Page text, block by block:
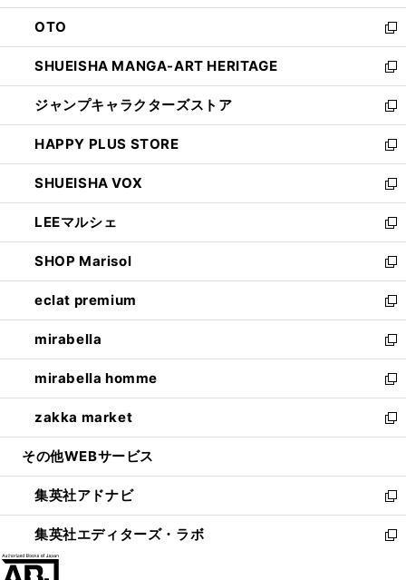
ウ
で
開
く
ン
ド
ウ
で
開
く
OTO
新
し
い
ウ
ィ
ン
ド
ウ
で
開
く
SHUEISHA MANGA-ART HERITAGE
新
し
い
ウ
ィ
ン
ド
ウ
で
開
く
ジャンプキャラクターズストア
新
し
い
ウ
ィ
ン
ド
ウ
で
開
く
HAPPY PLUS STORE
新
し
い
ウ
ィ
ン
ド
ウ
で
開
く
SHUEISHA VOX
新
し
い
ウ
ィ
ン
ド
ウ
で
開
く
LEEマルシェ
新
し
い
ウ
ィ
ン
ド
ウ
で
開
く
SHOP Marisol
新
し
い
ウ
ィ
ン
ド
ウ
で
開
eclat premium
新
し
い
ウ
ィ
ン
ド
ウ
開
く
mirabella
新
し
い
ウ
ィ
ン
ウ
で
開
く
mirabella homme
新
し
い
ウ
ン
ド
ウ
で
zakka market
新
し
ウ
ィ
ン
ド
その他WEBサービス
集英社アドナビ
新
し
い
集英社エディターズ・ラボ
新